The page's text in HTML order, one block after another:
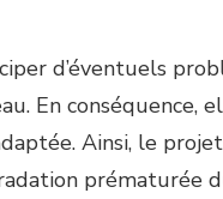
d’éventuels
En conséquence,
Ainsi, le
prématurée